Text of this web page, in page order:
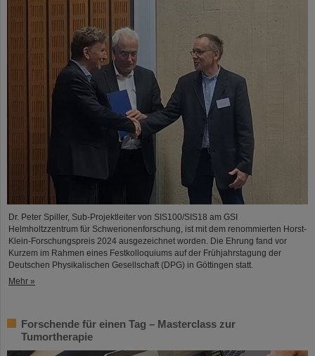
Dr. Peter Spiller, Sub-Projektleiter von SIS100/SIS18 am GSI
Helmholtzzentrum für Schwerionenforschung, ist mit dem renommierten Horst-
Klein-Forschungspreis 2024 ausgezeichnet worden. Die Ehrung fand vor
Kurzem im Rahmen eines Festkolloquiums auf der Frühjahrstagung der
Deutschen Physikalischen Gesellschaft (DPG) in Göttingen statt.
Mehr »
Forschende für einen Tag – Masterclass zur
Tumortherapie